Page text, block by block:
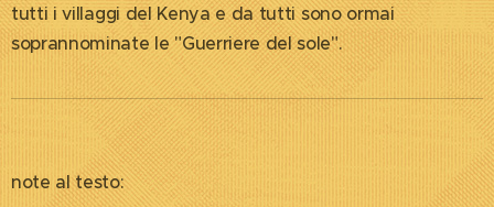
tutti i villaggi del Kenya e da tutti sono ormai
soprannominate le "Guerriere del sole".
note al testo: